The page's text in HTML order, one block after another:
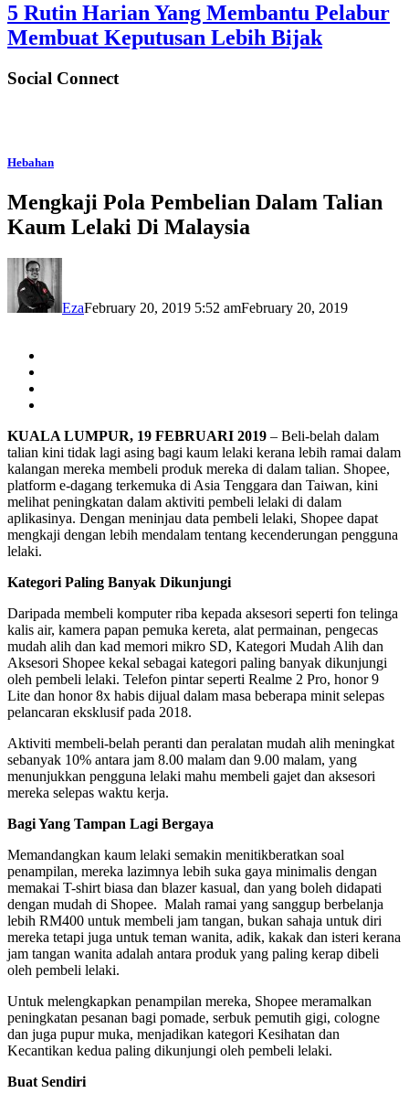
5 Rutin Harian Yang Membantu Pelabur
Membuat Keputusan Lebih Bijak
Social Connect
Hebahan
Mengkaji Pola Pembelian Dalam Talian
Kaum Lelaki Di Malaysia
EzaFebruary 20, 2019 5:52 amFebruary 20, 2019
KUALA LUMPUR, 19 FEBRUARI 2019 – Beli-belah dalam
talian kini tidak lagi asing bagi kaum lelaki kerana lebih ramai dalam
kalangan mereka membeli produk mereka di dalam talian. Shopee,
platform e-dagang terkemuka di Asia Tenggara dan Taiwan, kini
melihat peningkatan dalam aktiviti pembeli lelaki di dalam
aplikasinya. Dengan meninjau data pembeli lelaki, Shopee dapat
mengkaji dengan lebih mendalam tentang kecenderungan pengguna
lelaki.
Kategori Paling Banyak Dikunjungi
Daripada membeli komputer riba kepada aksesori seperti fon telinga
kalis air, kamera papan pemuka kereta, alat permainan, pengecas
mudah alih dan kad memori mikro SD, Kategori Mudah Alih dan
Aksesori Shopee kekal sebagai kategori paling banyak dikunjungi
oleh pembeli lelaki. Telefon pintar seperti Realme 2 Pro, honor 9
Lite dan honor 8x habis dijual dalam masa beberapa minit selepas
pelancaran eksklusif pada 2018.
Aktiviti membeli-belah peranti dan peralatan mudah alih meningkat
sebanyak 10% antara jam 8.00 malam dan 9.00 malam, yang
menunjukkan pengguna lelaki mahu membeli gajet dan aksesori
mereka selepas waktu kerja.
Bagi Yang Tampan Lagi Bergaya
Memandangkan kaum lelaki semakin menitikberatkan soal
penampilan, mereka lazimnya lebih suka gaya minimalis dengan
memakai T-shirt biasa dan blazer kasual, dan yang boleh didapati
dengan mudah di Shopee. Malah ramai yang sanggup berbelanja
lebih RM400 untuk membeli jam tangan, bukan sahaja untuk diri
mereka tetapi juga untuk teman wanita, adik, kakak dan isteri kerana
jam tangan wanita adalah antara produk yang paling kerap dibeli
oleh pembeli lelaki.
Untuk melengkapkan penampilan mereka, Shopee meramalkan
peningkatan pesanan bagi pomade, serbuk pemutih gigi, cologne
dan juga pupur muka, menjadikan kategori Kesihatan dan
Kecantikan kedua paling dikunjungi oleh pembeli lelaki.
Buat Sendiri